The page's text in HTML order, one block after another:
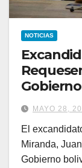
NOTICIAS
MAYO 28,
El
Miranda,
Gobierno